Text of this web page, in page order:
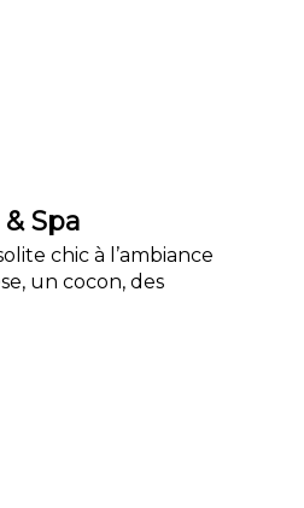
Spa
chic à l’ambiance
un cocon, des